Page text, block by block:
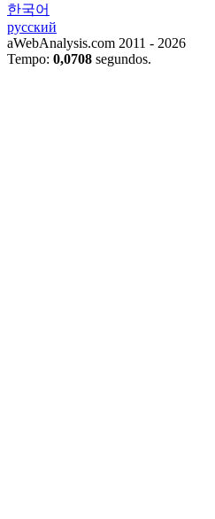
한국어
русский
aWebAnalysis.com 2011 - 2026
Tempo: 0,0708 segundos.